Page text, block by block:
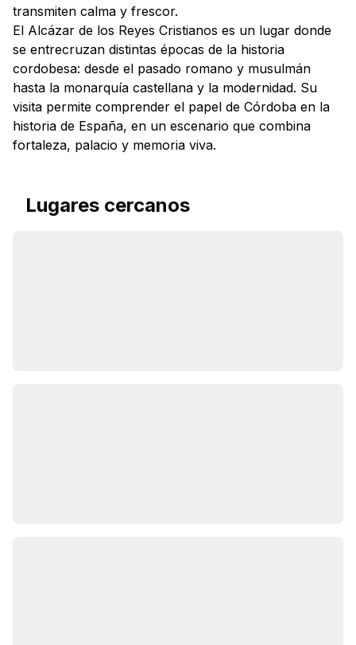
transmiten calma y frescor.
El Alcázar de los Reyes Cristianos es un lugar donde
se entrecruzan distintas épocas de la historia
cordobesa: desde el pasado romano y musulmán
hasta la monarquía castellana y la modernidad. Su
visita permite comprender el papel de Córdoba en la
historia de España, en un escenario que combina
fortaleza, palacio y memoria viva.
Lugares cercanos